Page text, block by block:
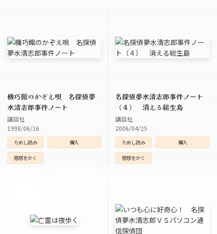
機巧館のかぞえ唄 名探偵夢
水清志郎事件ノート
講談社
1998/06/16
ためし読み 購入
感想をかく
名探偵夢水清志郎事件ノート
（４） 消える総生島
講談社
2006/04/25
ためし読み 購入
感想をかく